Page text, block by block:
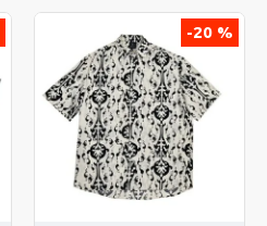
-20 %